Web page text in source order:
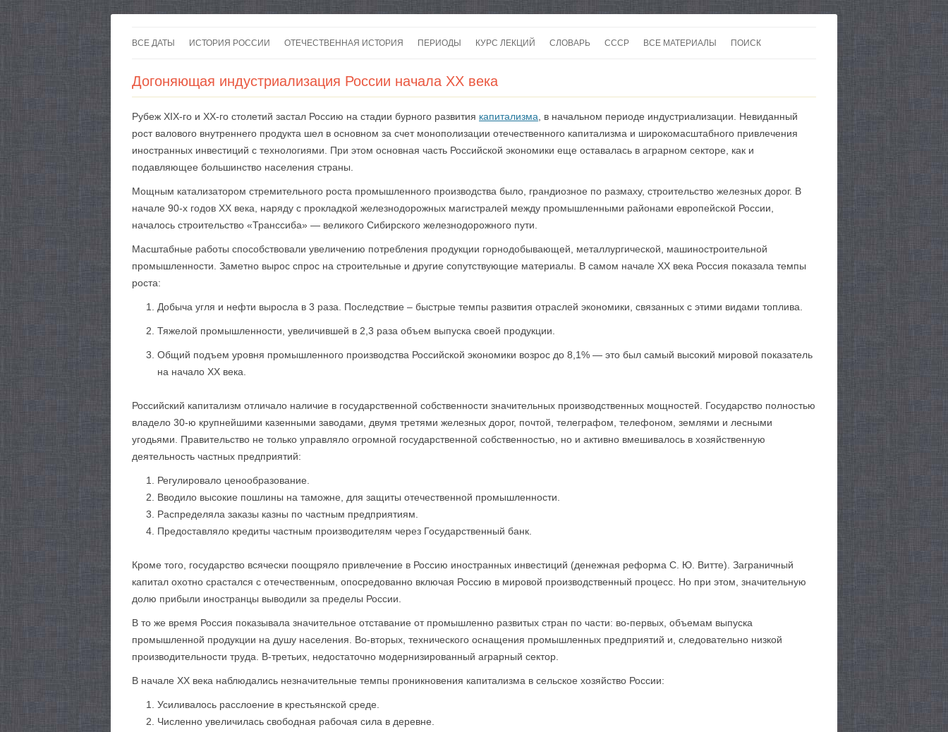
к
ВСЕ ДАТЫ ИСТОРИЯ РОССИИ ОТЕЧЕСТВЕННАЯ ИСТОРИЯ ПЕРИОДЫ КУРС ЛЕКЦИЙ СЛОВАРЬ СССР
ВОЙНЫ
ВСЕ МАТЕРИАЛЫ
КАРТЫ
ПОИСК
Догоняющая индустриализация России начала XX века
Рубеж XIX-го и XX-го столетий застал Россию на стадии бурного развития капитализма , в начальном периоде индустриализации. Невиданный
рост валового внутреннего продукта шел в основном за счет монополизации отечественного капитализма и широкомасштабного привлечения
иностранных инвестиций с технологиями. При этом основная часть Российской экономики еще оставалась в аграрном секторе, как и
подавляющее большинство населения страны.
Мощным катализатором стремительного роста промышленного производства было, грандиозное по размаху, строительство железных дорог. В
начале 90-х годов XX века, наряду с прокладкой железнодорожных магистралей между промышленными районами европейской России,
началось строительство «Транссиба» — великого Сибирского железнодорожного пути.
Масштабные работы способствовали увеличению потребления продукции горнодобывающей, металлургической, машиностроительной
промышленности. Заметно вырос спрос на строительные и другие сопутствующие материалы. В самом начале XX века Россия показала темпы
роста:
Добыча угля и нефти выросла в 3 раза. Последствие – быстрые темпы развития отраслей экономики, связанных с этими видами топлива.
Тяжелой промышленности, увеличившей в 2,3 раза объем выпуска своей продукции.
Общий подъем уровня промышленного производства Российской экономики возрос до 8,1% — это был самый высокий мировой показатель
на начало XX века.
Российский капитализм отличало наличие в государственной собственности значительных производственных мощностей. Государство полностью
владело 30-ю крупнейшими казенными заводами, двумя третями железных дорог, почтой, телеграфом, телефоном, землями и лесными
угодьями. Правительство не только управляло огромной государственной собственностью, но и активно вмешивалось в хозяйственную
деятельность частных предприятий:
Регулировало ценообразование.
Вводило высокие пошлины на таможне, для защиты отечественной промышленности.
Распределяла заказы казны по частным предприятиям.
Предоставляло кредиты частным производителям через Государственный банк.
Кроме того, государство всячески поощряло привлечение в Россию иностранных инвестиций (денежная реформа С. Ю. Витте). Заграничный
капитал охотно срастался с отечественным, опосредованно включая Россию в мировой производственный процесс. Но при этом, значительную
долю прибыли иностранцы выводили за пределы России.
В то же время Россия показывала значительное отставание от промышленно развитых стран по части: во-первых, объемам выпуска
промышленной продукции на душу населения. Во-вторых, технического оснащения промышленных предприятий и, следовательно низкой
производительности труда. В-третьих, недостаточно модернизированный аграрный сектор.
В начале XX века наблюдались незначительные темпы проникновения капитализма в сельское хозяйство России:
Усиливалось расслоение в крестьянской среде.
Численно увеличилась свободная рабочая сила в деревне.